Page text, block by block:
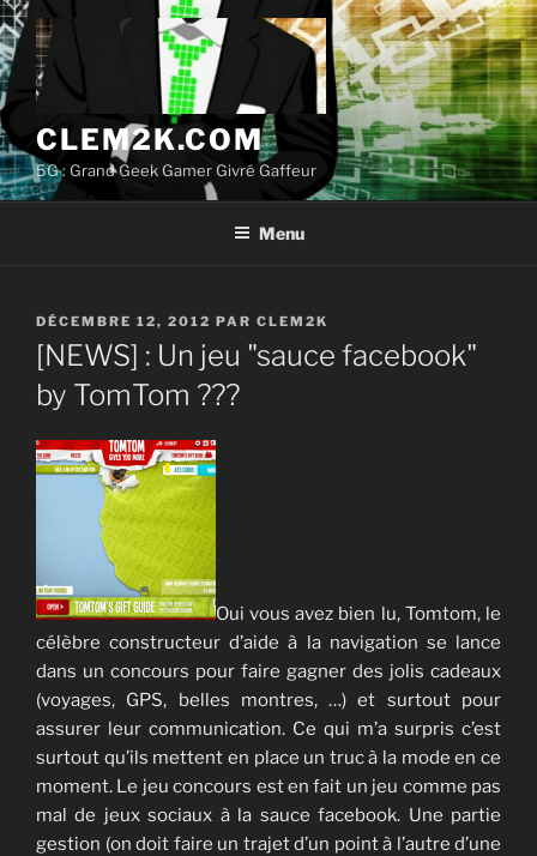
Aller
au
contenu
principal
CLEM2K.COM
5G : Grand Geek Gamer Givré Gaffeur
Menu
PUBLIÉ
LE
DÉCEMBRE 12, 2012 PAR CLEM2K
[NEWS] : Un jeu "sauce facebook"
by TomTom ???
Oui vous avez bien lu, Tomtom, le
célèbre constructeur d’aide à la navigation se lance
dans un concours pour faire gagner des jolis cadeaux
(voyages, GPS, belles montres, …) et surtout pour
assurer leur communication. Ce qui m’a surpris c’est
surtout qu’ils mettent en place un truc à la mode en ce
moment. Le jeu concours est en fait un jeu comme pas
mal de jeux sociaux à la sauce facebook. Une partie
gestion (on doit faire un trajet d’un point à l’autre d’une